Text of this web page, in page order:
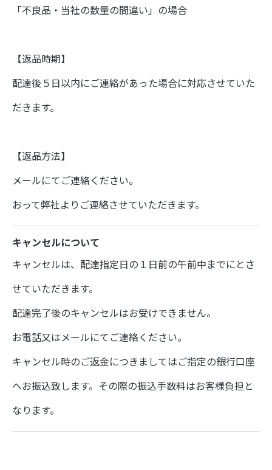
「不良品・当社の数量の間違い」の場合
【返品時期】
配達後５日以内にご連絡があった場合に対応させていた
だきます。
【返品方法】
メールにてご連絡ください。
おって弊社よりご連絡させていただきます。
キャンセルについて
キャンセルは、配達指定日の１日前の午前中までにとさ
せていただきます。
配達完了後のキャンセルはお受けできません。
お電話又はメールにてご連絡ください。
キャンセル時のご返金につきましてはご指定の銀行口座
へお振込致します。その際の振込手数料はお客様負担と
なります。